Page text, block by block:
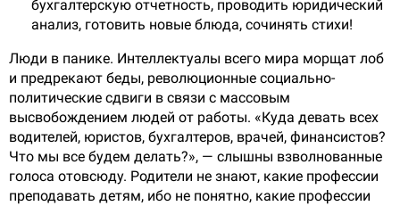
бухгалтерскую отчетность, проводить юридический
анализ, готовить новые блюда, сочинять стихи!
Люди в панике. Интеллектуалы всего мира морщат лоб
и предрекают беды, революционные социально-
политические сдвиги в связи с массовым
высвобождением людей от работы. «Куда девать всех
водителей, юристов, бухгалтеров, врачей, финансистов?
Что мы все будем делать?», — слышны взволнованные
голоса отовсюду. Родители не знают, какие профессии
преподавать детям, ибо не понятно, какие профессии